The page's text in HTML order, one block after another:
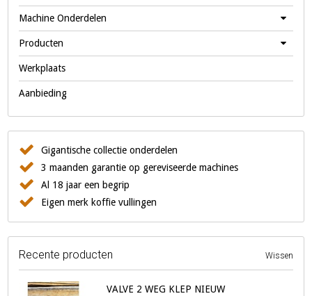
Machine Onderdelen
Producten
Werkplaats
Aanbieding
Gigantische collectie onderdelen
3 maanden garantie op gereviseerde machines
Al 18 jaar een begrip
Eigen merk koffie vullingen
Recente producten Wissen
VALVE 2 WEG KLEP NIEUW